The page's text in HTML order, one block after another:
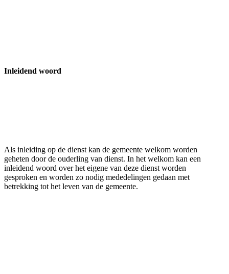
Inleidend woord
Als inleiding op de dienst kan de gemeente welkom worden
geheten door de ouderling van dienst. In het welkom kan een
inleidend woord over het eigene van deze dienst worden
gesproken en worden zo nodig mededelingen gedaan met
betrekking tot het leven van de gemeente.